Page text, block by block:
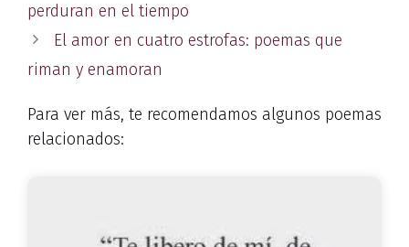
perduran en el tiempo
El amor en cuatro estrofas: poemas que
riman y enamoran
Para ver más, te recomendamos algunos poemas
relacionados: